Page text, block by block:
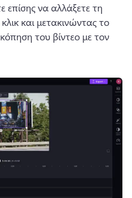
επίσης να αλλάξετε τη
και μετακινώντας το
του βίντεο με τον